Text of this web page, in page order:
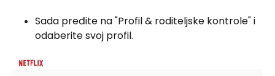
Sada pređite na "Profil & roditeljske kontrole" i
odaberite svoj profil.